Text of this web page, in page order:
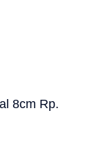
8cm Rp.